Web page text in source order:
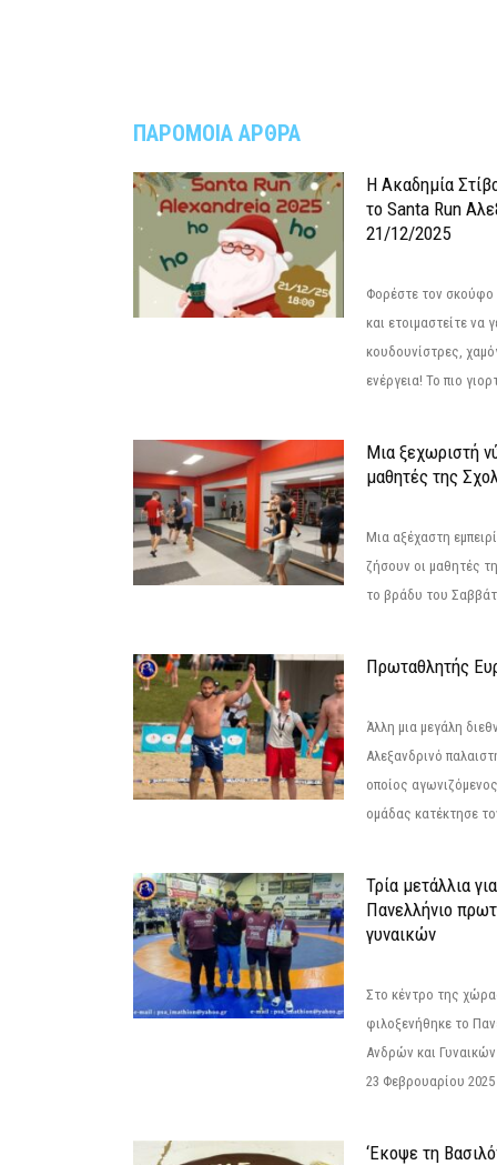
ΠΑΡΟΜΟΙΑ ΑΡΘΡΑ
Η Ακαδημία
το Santa Run
21/12/2025
Φορέστε τον σκούφο
και ετοιμαστείτε να
κουδουνίστρες,
ενέργεια! Το πιο
Μια ξεχωριστή
μαθητές της
Μια αξέχαστη
ζήσουν οι μαθητές
το βράδυ του
Πρωταθλητής
Άλλη μια μεγάλη
Αλεξανδρινό
οποίος
ομάδας κατέκτησε
Τρία μετάλλια
Πανελλήνιο
γυναικών
Στο κέντρο της
φιλοξενήθηκε το
Ανδρών και
23 Φεβρουαρίου
‘Εκοψε τη